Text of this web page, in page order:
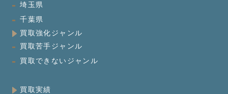
埼玉県
千葉県
買取強化ジャンル
買取苦手ジャンル
買取できないジャンル
買取実績